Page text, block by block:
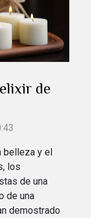
de
belleza y el
los
de una
de una
demostrado